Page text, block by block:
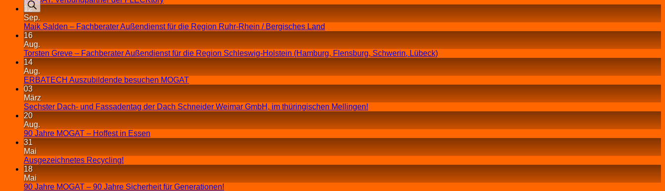
12
Sep.
Maik Salden – Fachberater Außendienst für die Region Ruhr-Rhein / Bergisches Land
16
Aug.
Torsten Greve – Fachberater Außendienst für die Region Schleswig-Holstein (Hamburg, Flensburg, Schwerin, Lübeck)
14
Aug.
ERBATECH Auszubildende besuchen MOGAT
03
März
Sechster Dach- und Fassadentag der Dach Schneider Weimar GmbH, im thüringischen Mellingen!
20
Aug.
90 Jahre MOGAT – Hoffest in Essen
31
Mai
Ausgezeichnetes Recycling!
18
Mai
90 Jahre MOGAT – 90 Jahre Sicherheit für Generationen!